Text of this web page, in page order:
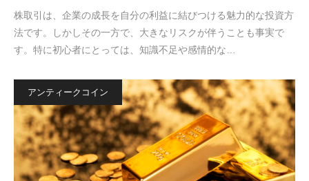
株取引は、企業の成長を自分の利益に結びつける魅力的な投資方
法です。しかしその一方で、大きなリスクが伴うことも事実で
す。特に初心者にとっては、知識不足や感情的な…
アンティークコイン